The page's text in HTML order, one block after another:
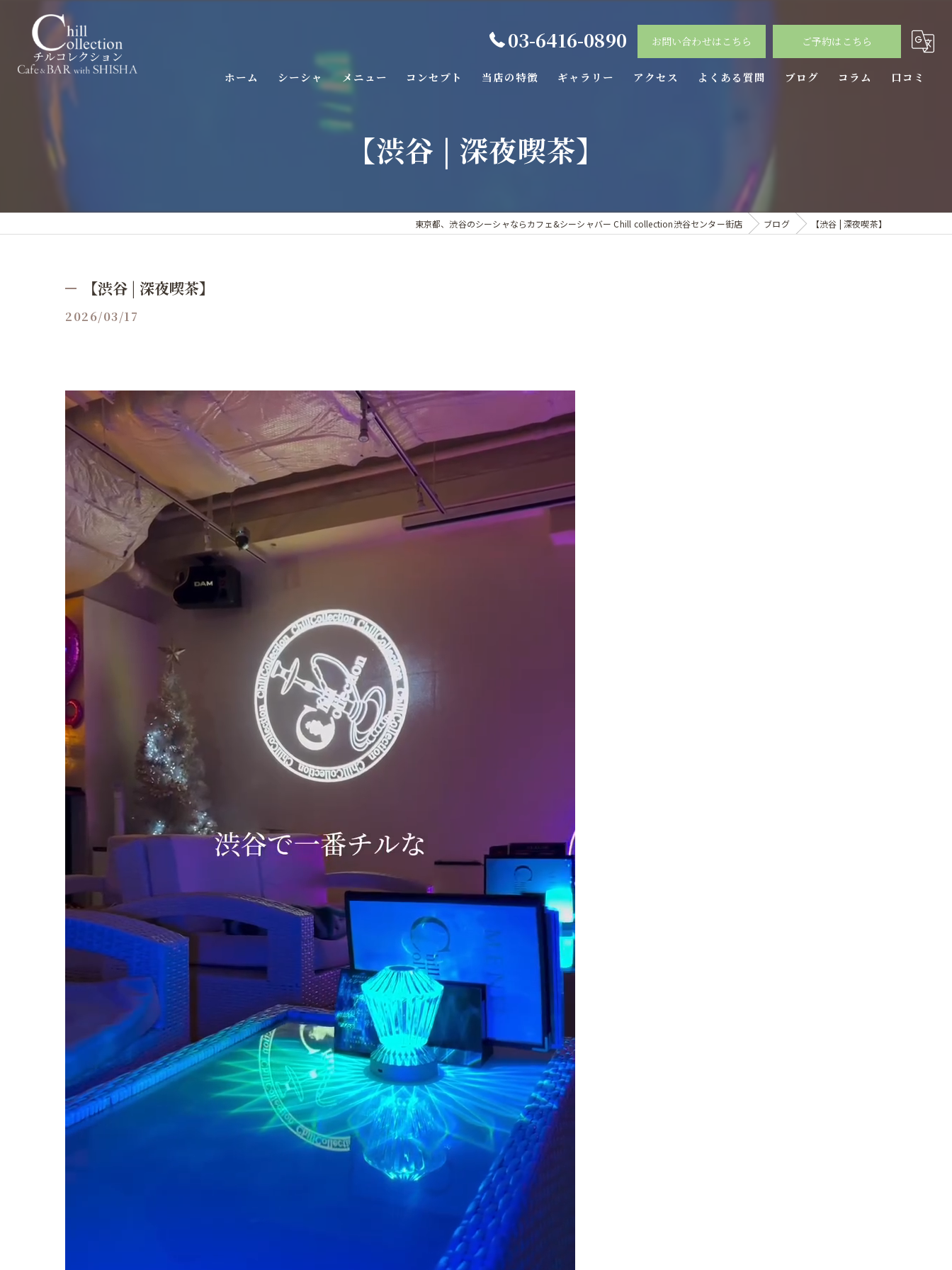
03-6416-0890 お問い合わせはこちら ご予約はこちら
ホーム シーシャ メニュー コンセプト 当店の特徴
カフェ
デート
ギャラリー アクセス よくある質問 ブログ コラム 口コミ
【渋谷 | 深夜喫茶】
東京都、渋谷のシーシャならカフェ&シーシャバー Chill collection渋谷センター街店 ブログ 【渋谷 | 深夜喫茶】
【渋谷 | 深夜喫茶】
2026/03/17